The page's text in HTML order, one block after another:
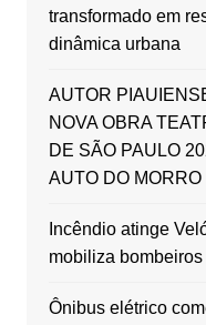
transformado em
dinâmica urbana
AUTOR
NOVA OBRA
DE SÃO PAULO
AUTO DO MORRO
Incêndio atinge
mobiliza
Ônibus elétrico